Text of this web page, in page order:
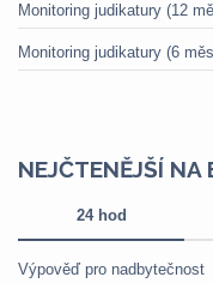
Monitoring judikatury (12
Monitoring judikatury (6
NEJČTENĚJŠÍ NA
24 hod
Výpověď pro nadbytečnost